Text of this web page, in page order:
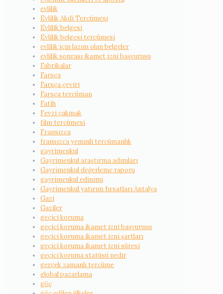
evlilik
Evlilik Akdi Tercümesi
Evlilik belgesi
Evlilik belgesi tercümesi
evlilik için lazım olan belgeler
evlilik sonrası ikamet izni başvurusu
Fabrikalar
Farsça
Farsça çeviri
Farsça tercüman
Fatih
Fevzi çakmak
film tercümesi
Fransızca
fransızca yeminli tercümanlık
gayrimenkul
Gayrimenkul araştırma adımları
Gayrimenkul değerleme raporu
gayrimenkul edinimi
Gayrimenkul yatırım fırsatları Antalya
Gazi
Gaziler
geçici koruma
geçici koruma ikamet izni başvurusu
geçici koruma ikamet izni şartları
geçici koruma ikamet izni süresi
geçici koruma statüsü nedir
gerçek zamanlı tercüme
global pazarlama
göç